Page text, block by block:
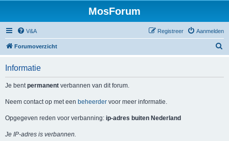
MosForum
V&A Aanmelden
Registreer
Forumoverzicht
Informatie
Je bentpermanent verbannen van dit forum.
Neem contact op met een beheerder voor meer informatie.
Opgegeven reden voor verbanning: ip-adres buiten Nederland
Je IP-adres is verbannen.